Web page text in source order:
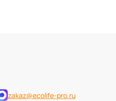
zakaz@ecolife-pro.ru